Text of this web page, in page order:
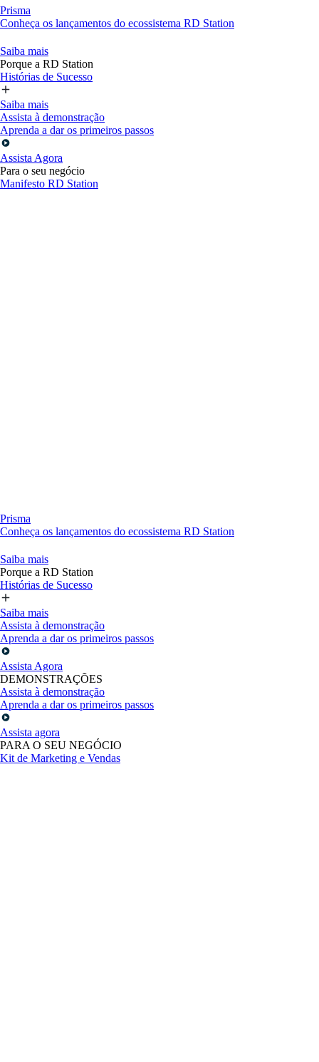
Prisma
Conheça os lançamentos do ecossistema RD Station
Saiba mais
Porque a RD Station
Histórias de Sucesso
Saiba mais
Assista à demonstração
Aprenda a dar os primeiros passos
Assista Agora
Para o seu negócio
Manifesto RD Station
Prisma
Conheça os lançamentos do ecossistema RD Station
Saiba mais
Porque a RD Station
Histórias de Sucesso
Saiba mais
Assista à demonstração
Aprenda a dar os primeiros passos
Assista Agora
DEMONSTRAÇÕES
Assista à demonstração
Aprenda a dar os primeiros passos
Assista agora
PARA O SEU NEGÓCIO
Kit de Marketing e Vendas